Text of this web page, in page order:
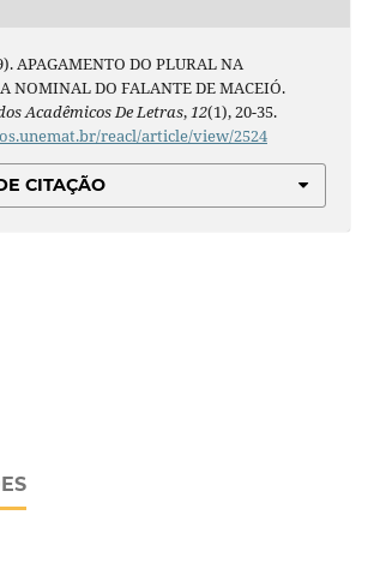
APAGAMENTO DO PLURAL NA
NOMINAL DO FALANTE DE MACEIÓ.
Acadêmicos De Letras, 12(1), 20-35.
reacl/article/view/2524
CITAÇÃO